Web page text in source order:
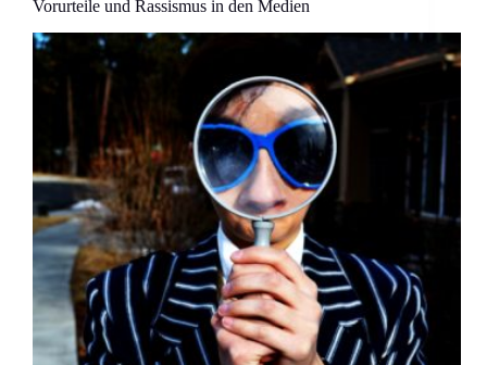
Vorurteile und Rassismus in den Medien